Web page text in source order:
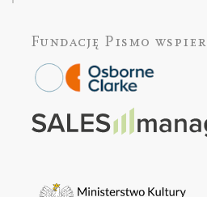
Fundację Pismo